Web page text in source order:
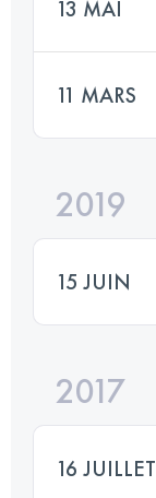
13 MAI
11 MARS
2019
15 JUIN
2017
16 JUILLET